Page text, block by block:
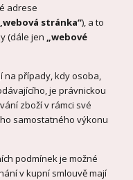
adrese
„webová stránka“), a to
(dále jen
„webové
případy, kdy osoba,
je právnickou
zboží v rámci své
samostatného výkonu
podmínek je možné
v kupní smlouvě mají